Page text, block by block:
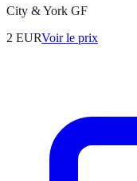
City & York GF
2 EURVoir le prix